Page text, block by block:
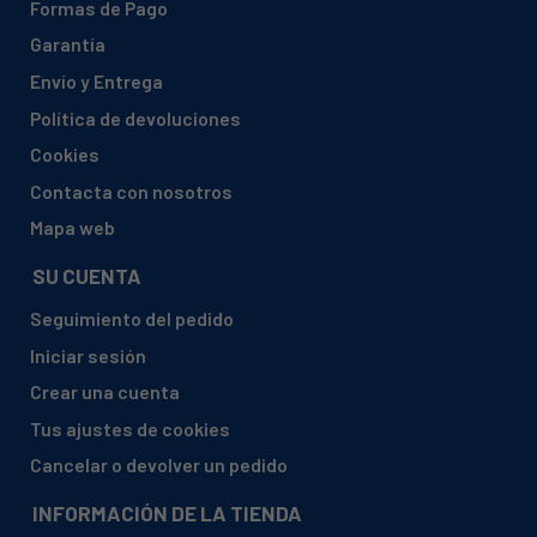
ARISTON, LFD 11S123 OX AUS 869990873370
ARISTON, LFF 8M116 CB 36853470100
ARISTON, LFF 8M116 CB EX 869990853470
ARISTON, LFF 8M122 36873350100
Formas de Pago
Garantía
Envío y Entrega
Política de devoluciones
Cookies
Contacta con nosotros
Mapa web
SU CUENTA
Seguimiento del pedido
Iniciar sesión
Crear una cuenta
Tus ajustes de cookies
Cancelar o devolver un pedido
INFORMACIÓN DE LA TIENDA